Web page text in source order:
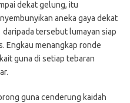
dekat gelung, itu
aneka gaya dekat
tersebut lumayan siap
Engkau menangkap ronde
guna di setiap tebaran
guna cenderung kaidah